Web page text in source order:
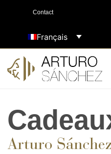
Contact
Français
Arturo